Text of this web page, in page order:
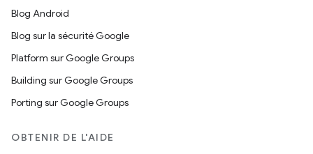
Blog Android
Blog sur la sécurité Google
Platform sur Google Groups
Building sur Google Groups
Porting sur Google Groups
OBTENIR DE L'AIDE